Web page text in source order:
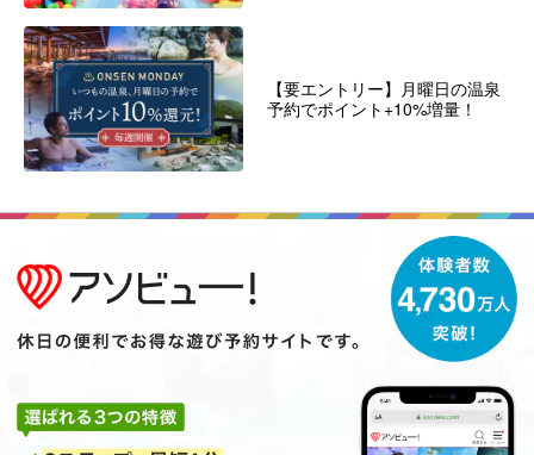
【要エントリー】月曜日の温泉
予約でポイント+10%増量！